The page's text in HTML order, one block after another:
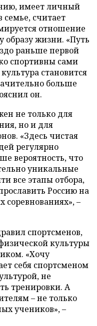
имеет личный
считает
отношение
образу жизни. «Путь
раньше первой
спортивны сами
становится
больше
он.
не только для
но и для
«Здесь чистая
регулярно
вероятность, что
уникальные
все этапы отбора,
Россию на
–
спортсменов,
культуры
«Хочу
себя спортсменом
не
тренировки. А
– не только
учеников», –